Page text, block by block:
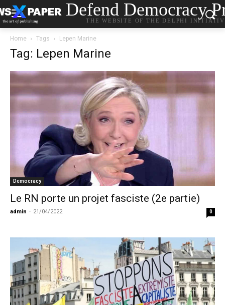
Defend Democracy
THE WEBSITE OF THE DELPHI
Home Tags Lepen Marine
Tag: Lepen Marine
Democracy
Le RN porte un projet fasciste (2e partie)
admin - 21/04/2022 0